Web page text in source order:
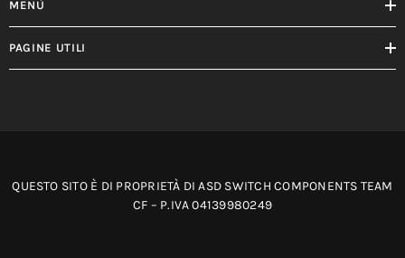
MENÙ
PAGINE UTILI
QUESTO SITO È DI PROPRIETÀ DI ASD SWITCH COMPONENTS TEAM
CF – P.IVA 04139980249